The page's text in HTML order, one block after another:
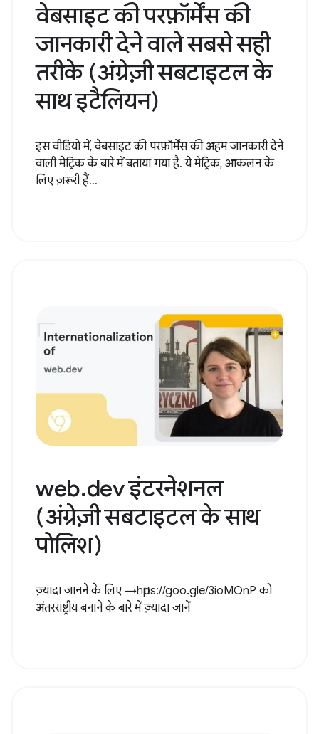
वेबसाइट की परफ़ॉर्मेंस की
जानकारी देने वाले सबसे सही
तरीके (अंग्रेज़ी सबटाइटल के
साथ इटैलियन)
इस वीडियो में, वेबसाइट की परफ़ॉर्मेंस की अहम जानकारी देने
वाली मेट्रिक के बारे में बताया गया है. ये मेट्रिक, आकलन के
लिए ज़रूरी हैं...
web.dev इंटरनेशनल
(अंग्रेज़ी सबटाइटल के साथ
पोलिश)
ज़्यादा जानने के लिए →https://goo.gle/3ioMOnP को
अंतरराष्ट्रीय बनाने के बारे में ज़्यादा जानें